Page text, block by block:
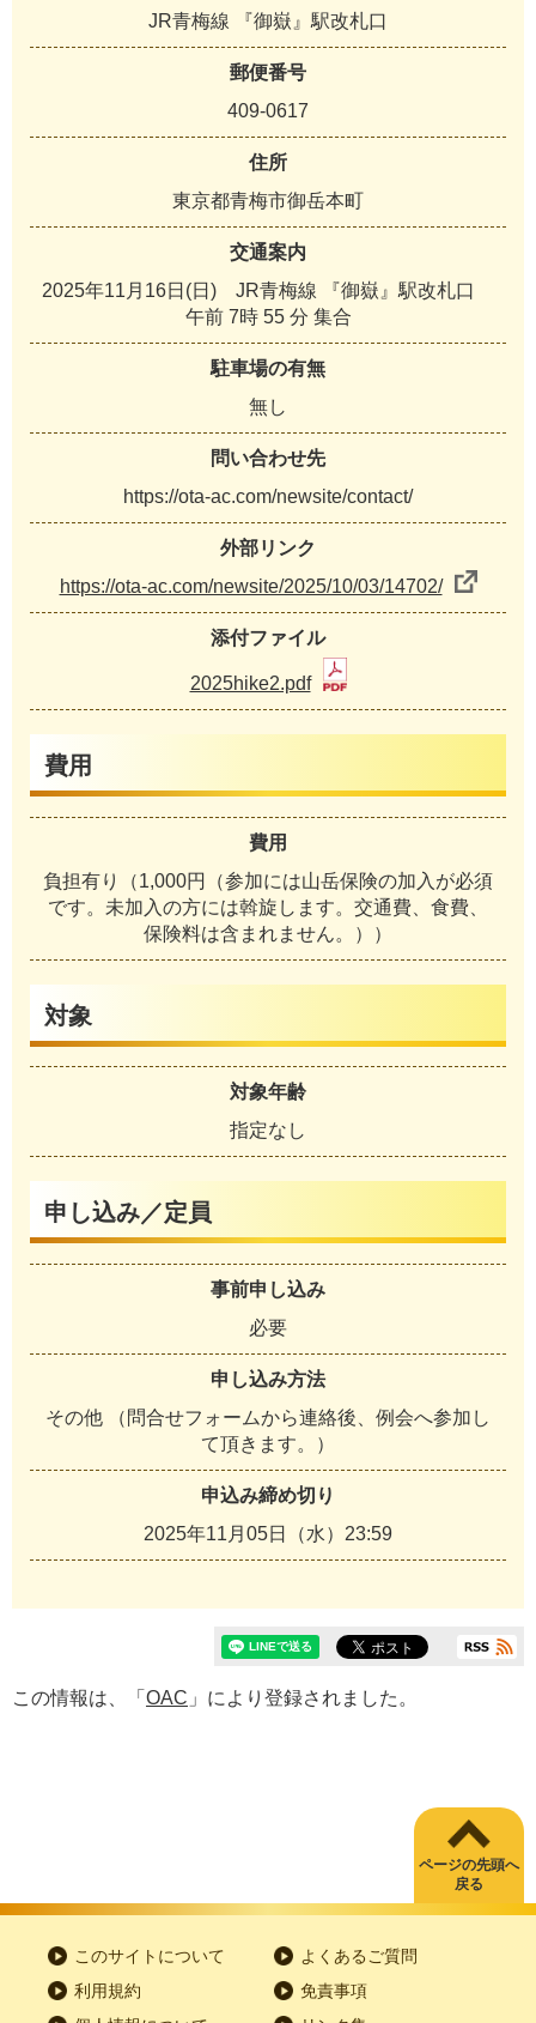
JR青梅線 『御嶽』駅改札口
郵便番号
409-0617
住所
東京都青梅市御岳本町
交通案内
2025年11月16日(日) JR青梅線 『御嶽』駅改札口
午前 7時 55 分 集合
駐車場の有無
無し
問い合わせ先
https://ota-ac.com/newsite/contact/
外部リンク
https://ota-ac.com/newsite/2025/10/03/14702/
添付ファイル
2025hike2.pdf
費用
費用
負担有り（1,000円（参加には山岳保険の加入が必須
です。未加入の方には斡旋します。交通費、食費、
保険料は含まれません。））
対象
対象年齢
指定なし
申し込み／定員
事前申し込み
必要
申し込み方法
その他 （問合せフォームから連絡後、例会へ参加し
て頂きます。）
申込み締め切り
2025年11月05日（水）23:59
この情報は、「 OAC 」により登録されました。
ページの先頭へ
戻る
このサイトについて
よくあるご質問
利用規約
免責事項